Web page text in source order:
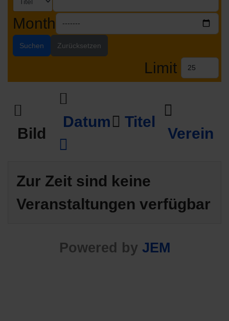
Month
Suchen Zurücksetzen
Limit
Bild
Datum Titel
Verein
Zur Zeit sind keine
Veranstaltungen verfügbar
Powered by JEM